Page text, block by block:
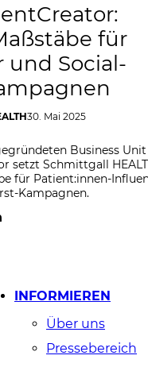
für
und Social-
30. Mai 2025
Business Unit
setzt Schmittgall
für Patient:innen-
Kampagnen.
INFORMIEREN
Über uns
Pressebereich